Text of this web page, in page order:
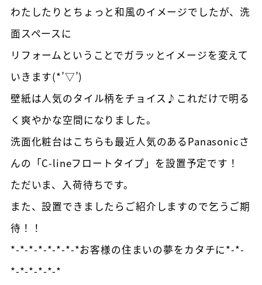
わたしたりとちょっと和風のイメージでしたが、洗
面スペースに
リフォームということでガラッとイメージを変えて
いきます(*’▽’)
壁紙は人気のタイル柄をチョイス♪これだけで明る
く爽やかな空間になりました。
洗面化粧台はこちらも最近人気のあるPanasonicさ
んの「C-lineフロートタイプ」を設置予定です！
ただいま、入荷待ちです。
また、設置できましたらご紹介しますので乞うご期
待！！
*-*-*-*-*-*-*-*お客様の住まいの夢をカタチに*-*-
*-*-*-*-*-*